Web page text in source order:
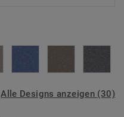
Alle Designs anzeigen (30)